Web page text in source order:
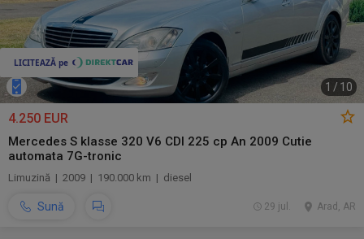
1 / 10
4.250 EUR
Mercedes S klasse 320 V6 CDI 225 cp An 2009 Cutie
automata 7G-tronic
Limuzină | 2009 | 190.000 km | diesel
Sună Arad, AR
29 jul.